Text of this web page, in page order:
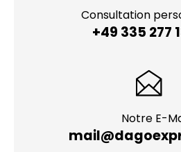
Consultation
+49 335 277
Notre E-